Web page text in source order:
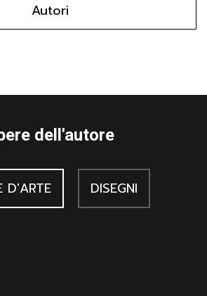
Autori
dell'autore
D'ARTE DISEGNI